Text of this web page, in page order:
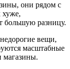
они рядом с
хуже,
большую разницу.
вещи,
масштабные
магазины.